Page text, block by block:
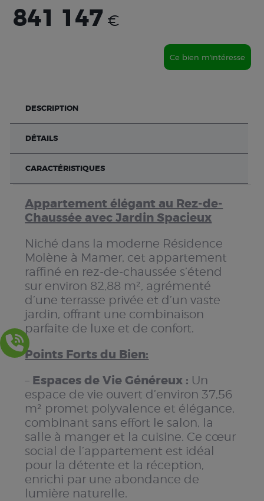
841 147 €
Ce bien m'intéresse
DESCRIPTION
DÉTAILS
CARACTÉRISTIQUES
Appartement élégant au Rez-de-
Chaussée avec Jardin Spacieux
Niché dans la moderne Résidence
Molène à Mamer, cet appartement
raffiné en rez-de-chaussée s’étend
sur environ 82,88 m², agrémenté
d’une terrasse privée et d’un vaste
jardin, offrant une combinaison
parfaite de luxe et de confort.
Points Forts du Bien:
– Espaces de Vie Généreux : Un
espace de vie ouvert d’environ 37,56
m² promet polyvalence et élégance,
combinant sans effort le salon, la
salle à manger et la cuisine. Ce cœur
social de l’appartement est idéal
pour la détente et la réception,
enrichi par une abondance de
lumière naturelle.